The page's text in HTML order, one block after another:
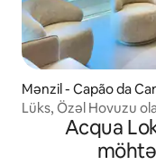
Mənzil - Capão da
Lüks, Özəl Hovuzu
Acqua